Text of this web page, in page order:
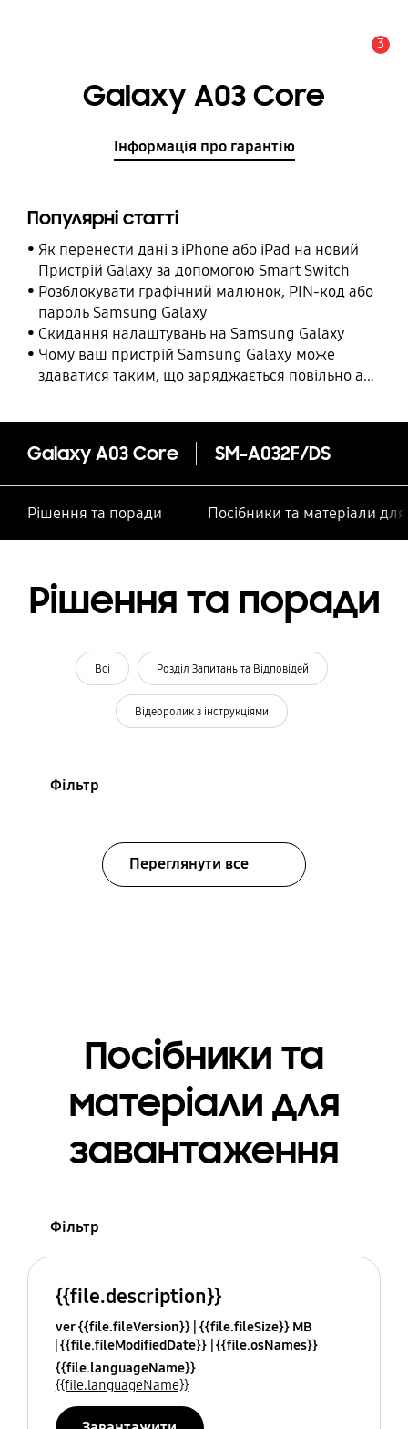
3
Galaxy A03 Core
Інформація про гарантію
Популярні статті
Як перенести дані з iPhone або iPad на новий
Пристрій Galaxy за допомогою Smart Switch
Розблокувати графічний малюнок, PIN-код або
пароль Samsung Galaxy
Cкидання налаштувань на Samsung Galaxy
Чому ваш пристрій Samsung Galaxy може
здаватися таким, що заряджається повільно або
Galaxy A03 Core SM-A032F/DS
Рішення та поради Посібники та матеріали
Рішення та поради
Всі Розділ Запитань та Відповідей
Відеоролик з інструкціями
Фільтр
Переглянути все
Посібники та
матеріали для
завантаження
Фільтр
{{file.description}}
ver {{file.fileVersion}} {{file.fileSize}} MB
{{file.fileModifiedDate}} {{file.osNames}}
{{file.languageName}}
{{file.languageName}}